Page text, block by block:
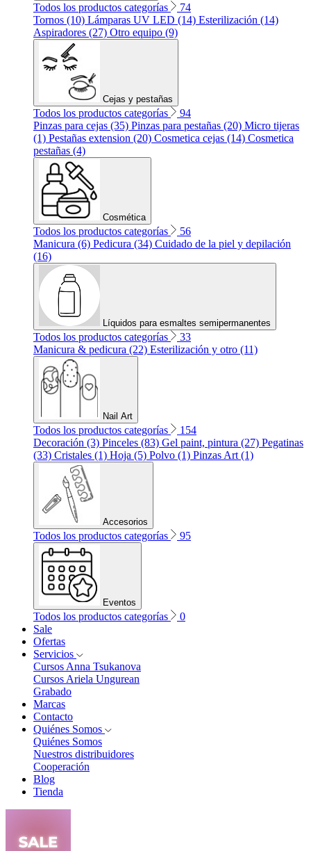
Todos los productos categorías
74
Tornos (10) Lámparas UV LED (14) Esterilización (14)
Aspiradores (27) Otro equipo (9)
Cejas y pestañas
Todos los productos categorías
94
Pinzas para cejas (35) Pinzas para pestañas (20) Micro tijeras
(1) Pestañas extension (20) Cosmetica cejas (14) Cosmetica
pestañas (4)
Cosmética
Todos los productos categorías
56
Manicura (6) Pedicura (34) Cuidado de la piel y depilación
(16)
Líquidos para esmaltes semipermanentes
Todos los productos categorías
33
Manicura & pedicura (22) Esterilización y otro (11)
Nail Art
Todos los productos categorías
154
Decoración (3) Pinceles (83) Gel paint, pintura (27) Pegatinas
(33) Cristales (1) Hoja (5) Polvo (1) Pinzas Art (1)
Accesorios
Todos los productos categorías 95
Eventos
Todos los productos categorías
0
Sale
Ofertas
Servicios
Cursos Anna Tsukanova
Cursos Ariela Ungurean
Grabado
Marcas
Contacto
Quiénes Somos
Quiénes Somos
Nuestros distribuidores
Cooperación
Blog
Tienda